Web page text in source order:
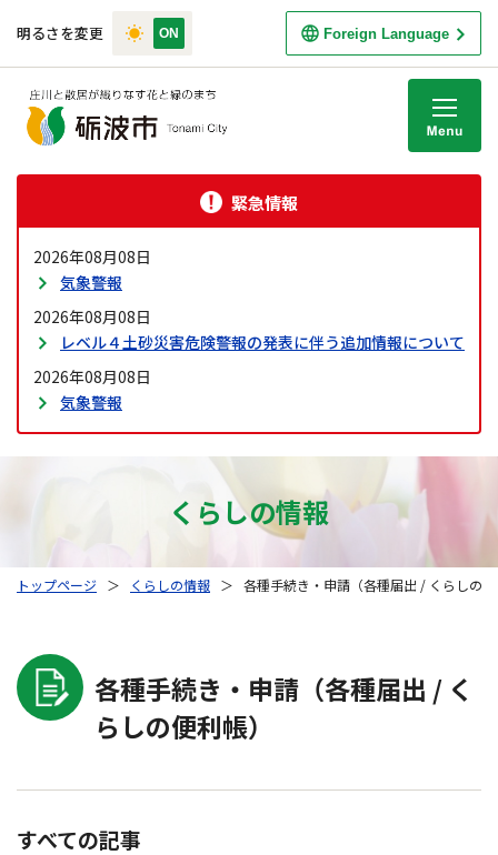
明るさを変更 Foreign Language
緊急情報
2026年08月08日
気象警報
2026年08月08日
レベル４土砂災害危険警報の発表に伴う追加情報について
2026年08月08日
気象警報
くらしの情報
トップページ ＞ くらしの情報 ＞ 各種手続き・申請（各種届出 / くらしの
各種手続き・申請（各種届出 / く
らしの便利帳）
すべての記事